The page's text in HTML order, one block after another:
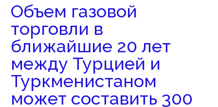
Объем газовой
торговли в
ближайшие 20 лет
между Турцией и
Туркменистаном
может составить 300